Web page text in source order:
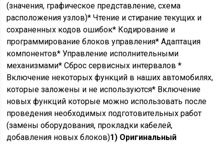
(значения, графическое представление, схема
расположения узлов)* Чтение и стирание текущих и
сохраненных кодов ошибок* Кодирование и
программирование блоков управления* Адаптация
компонентов* Управление исполнительными
механизмами* Сброс сервисных интервалов *
Включение некоторых функций в наших автомобилях,
которые заложены и не используются* Включение
новых функций которые можно использовать после
проведения необходимых подготовительных работ
(замены оборудования, прокладки кабелей,
добавления новых блоков)1) Оригинальный